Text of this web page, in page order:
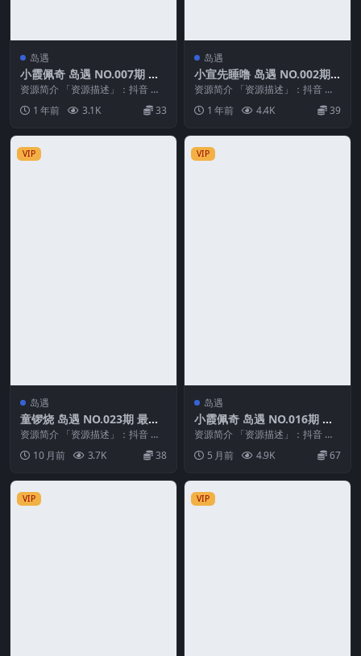
岛遇
小霞佩奇 岛遇 NO.007期 最
新至：2025.6.29
资源简介 「资源描述」：抖音 小
霞佩奇 岛遇 NO.007期 【9P1V】
最新至...
1 年前 3.1K 33
岛遇
小宣先睡噜 岛遇 NO.002期
最新至：2025.7.21
资源简介 「资源描述」：抖音 小
宣先睡噜 岛遇 NO.002期 【9P1
V】最新...
1 年前 4.4K 39
VIP
岛遇
童锣烧 岛遇 NO.023期 最新
至：2025.10.22
资源简介 「资源描述」：抖音 童
锣烧 岛遇 NO.023期 【2V】最新
至：20...
10 月前 3.7K 38
VIP
岛遇
小霞佩奇 岛遇 NO.016期 最
新至：2026.2.14
资源简介 「资源描述」：抖音 小
霞佩奇 岛遇 NO.016期 【10P】最
新至：...
5 月前 4.9K 67
VIP VIP